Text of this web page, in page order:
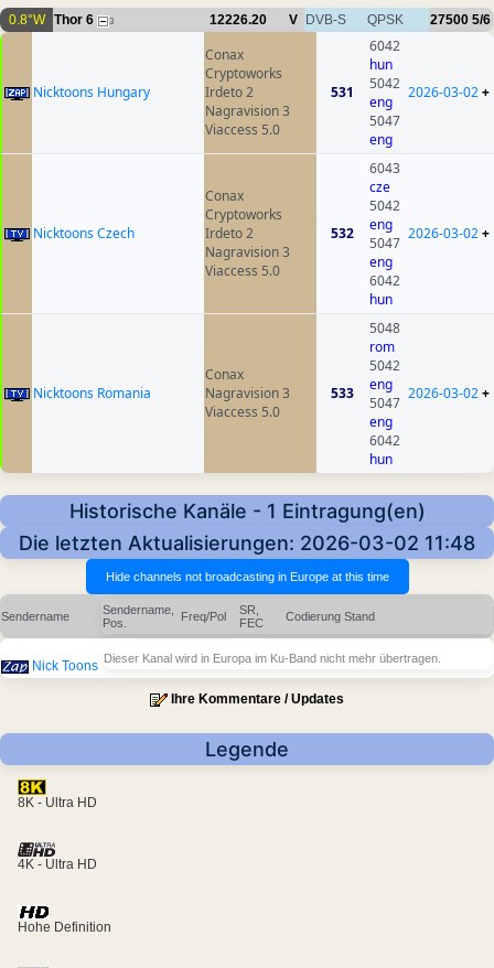
0.8°W Thor 6 3 12226.20 V DVB-S QPSK 27500 5/6
Nicktoons Hungary
Conax
Cryptoworks
Irdeto 2
Nagravision 3
Viaccess 5.0
531
6042
hun
5042
eng
5047
eng
2026-03-02+
Nicktoons Czech
Conax
Cryptoworks
Irdeto 2
Nagravision 3
Viaccess 5.0
532
6043
cze
5042
eng
5047
eng
6042
hun
2026-03-02+
Nicktoons Romania
Conax
Nagravision 3
Viaccess 5.0
533
5048
rom
5042
eng
5047
eng
6042
hun
2026-03-02+
Historische Kanäle - 1 Eintragung(en)
Die letzten Aktualisierungen: 2026-03-02 11:48
Sendername
Sendername,
Pos.
Freq/Pol
SR,
FEC
Codierung Stand
Nick Toons Dieser Kanal wird in Europa im Ku-Band nicht mehr übertragen.
Ihre Kommentare / Updates
Legende
8K - Ultra HD
4K - Ultra HD
Hohe Definition